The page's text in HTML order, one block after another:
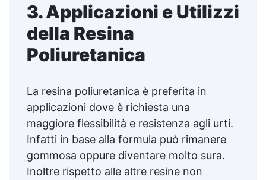
3. Applicazioni e Utilizzi
della Resina
Poliuretanica
La resina poliuretanica è preferita in
applicazioni dove è richiesta una
maggiore flessibilità e resistenza agli urti.
Infatti in base alla formula può rimanere
gommosa oppure diventare molto sura.
Inoltre rispetto alle altre resine non